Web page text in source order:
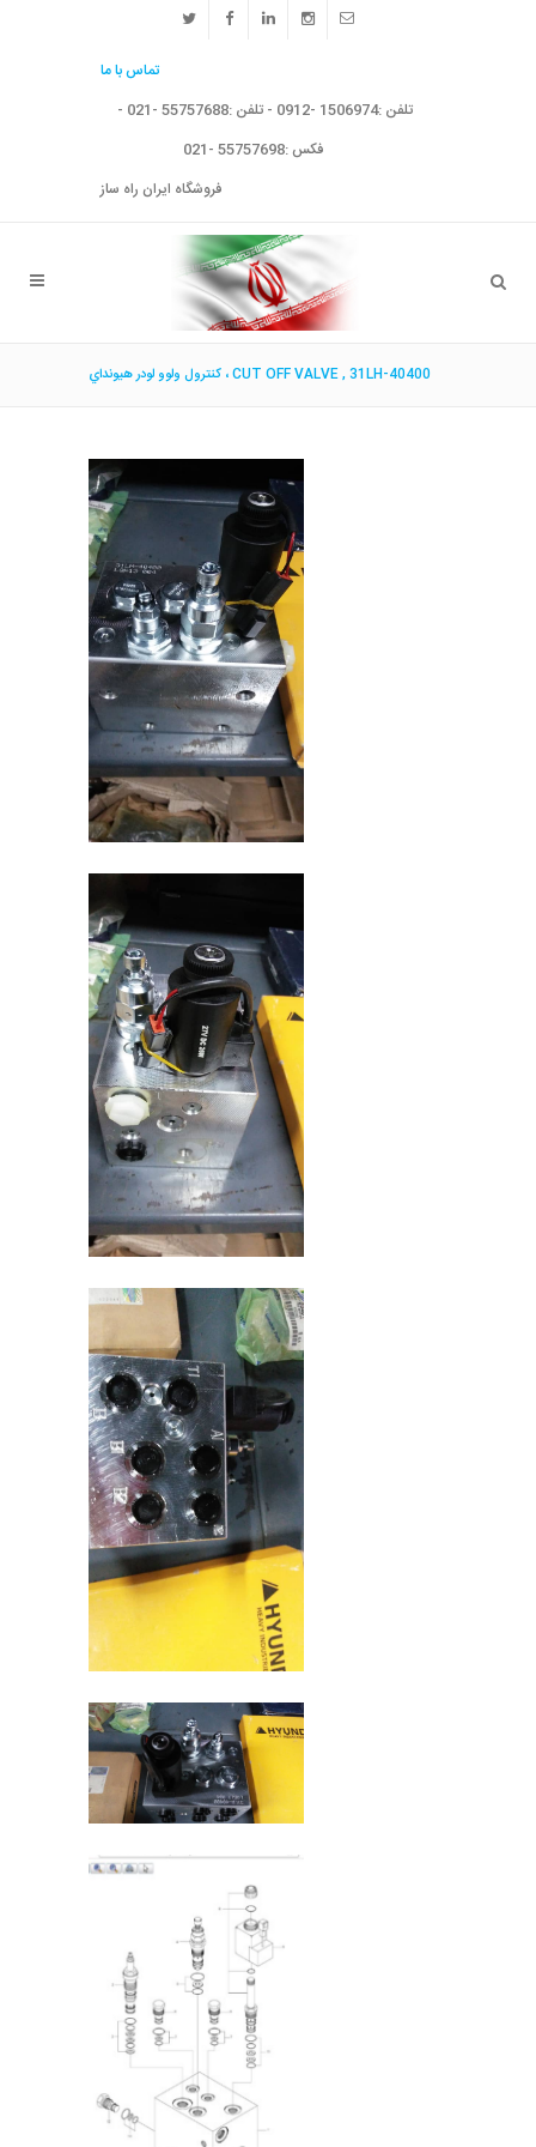
تماس با ما
تلفن :1506974 -0912 - تلفن :55757688 -021 -
فکس :55757698 -021
فروشگاه ایران راه ساز
كنترول ولوو لودر هيونداي ، CUT OFF VALVE , 31LH-40400